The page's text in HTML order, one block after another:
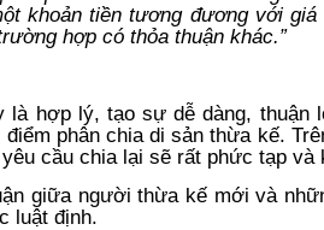
khoản tiền tương đương với
hợp có thỏa thuận khác.”
là hợp lý, tạo sự dễ dàng,
điểm phân chia di sản thừa kế.
cầu chia lại sẽ rất phức tạp và
giữa người thừa kế mới và
luật định.